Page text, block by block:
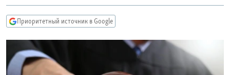
Вернутся
поиску
КАВКАЗ.РЕАЛИИ
СЕВЕР.РЕАЛИИ
СИБИРЬ.РЕАЛИИ
Приоритетный источник в Google